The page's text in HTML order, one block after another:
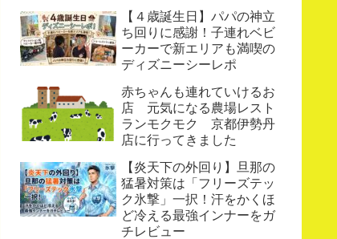
【４歳誕生日】パパの神立
ち回りに感謝！子連れベビ
ーカーで新エリアも満喫の
ディズニーシーレポ
赤ちゃんも連れていけるお
店 元気になる農場レスト
ランモクモク 京都伊勢丹
店に行ってきました
【炎天下の外回り】旦那の
猛暑対策は「フリーズテッ
ク氷撃」一択！汗をかくほ
ど冷える最強インナーをガ
チレビュー